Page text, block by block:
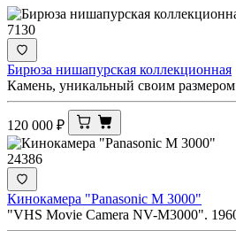
7130
Бирюза нишапурская коллекционная
Камень, уникальный своим
120 000 ₽
24386
Кинокамера "Panasonic M 3000"
"VHS Movie Camera NV-M3000".